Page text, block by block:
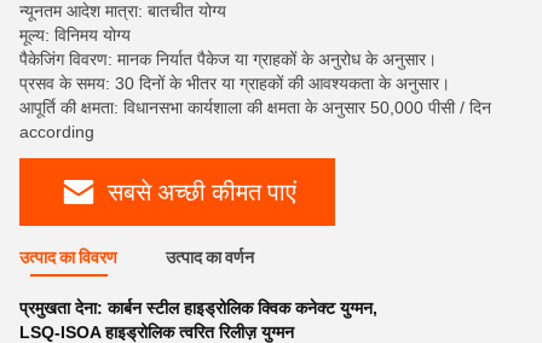
न्यूनतम आदेश मात्रा: बातचीत योग्य
मूल्य: विनिमय योग्य
पैकेजिंग विवरण: मानक निर्यात पैकेज या ग्राहकों के अनुरोध के अनुसार।
प्रसव के समय: 30 दिनों के भीतर या ग्राहकों की आवश्यकता के अनुसार।
आपूर्ति की क्षमता: विधानसभा कार्यशाला की क्षमता के अनुसार 50,000 पीसी / दिन
according
सबसे अच्छी कीमत पाएं
उत्पाद का विवरण उत्पाद का वर्णन
प्रमुखता देना:कार्बन स्टील हाइड्रोलिक क्विक कनेक्ट युग्मन,
LSQ-ISOA हाइड्रोलिक त्वरित रिलीज़ युग्मन